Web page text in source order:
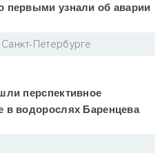
первыми узнали об аварии
Петербурге
перспективное
в водорослях Баренцева